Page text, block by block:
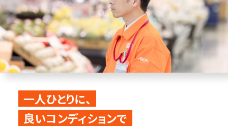
一人ひとりに、
良いコンディションで